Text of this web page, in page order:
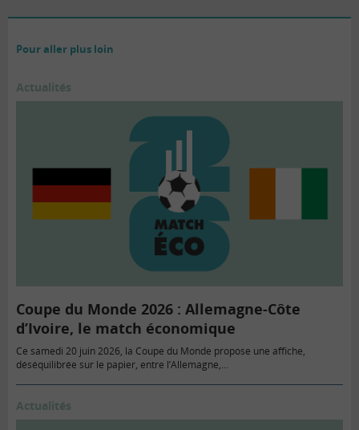
Pour aller plus loin
Actualités
Coupe du Monde 2026 : Allemagne-Côte
d’Ivoire, le match économique
Ce samedi 20 juin 2026, la Coupe du Monde propose une affiche,
déséquilibrée sur le papier, entre l’Allemagne,…
Actualités